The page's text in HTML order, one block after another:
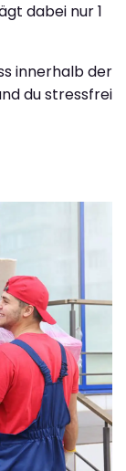
dabei nur 1
innerhalb der
du stressfrei